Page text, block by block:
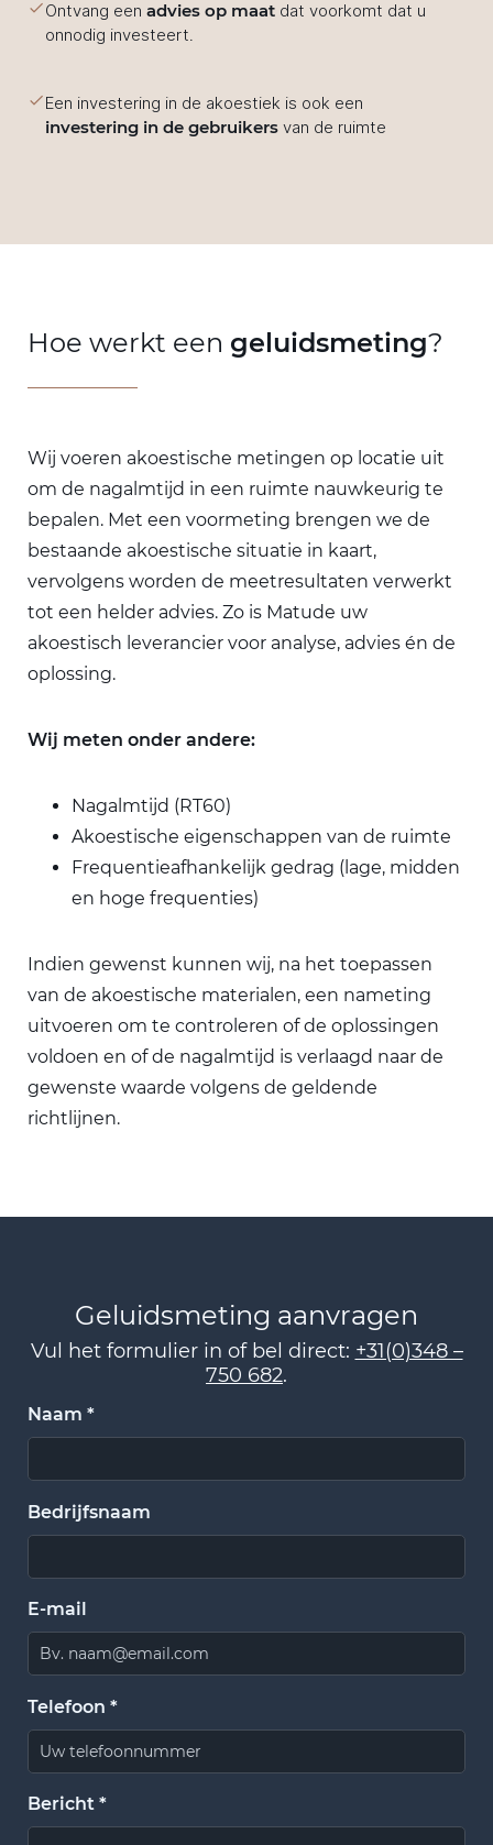
Ontvang een advies op maat dat voorkomt dat u
onnodig investeert.
Een investering in de akoestiek is ook een
investering in de gebruikers van de ruimte
Hoe werkt een geluidsmeting?
Wij voeren akoestische metingen op locatie uit
om de nagalmtijd in een ruimte nauwkeurig te
bepalen. Met een voormeting brengen we de
bestaande akoestische situatie in kaart,
vervolgens worden de meetresultaten verwerkt
tot een helder advies. Zo is Matude uw
akoestisch leverancier voor analyse, advies én de
oplossing.
Wij meten onder andere:
Nagalmtijd (RT60)
Akoestische eigenschappen van de ruimte
Frequentieafhankelijk gedrag (lage, midden
en hoge frequenties)
Indien gewenst kunnen wij, na het toepassen
van de akoestische materialen, een nameting
uitvoeren om te controleren of de oplossingen
voldoen en of de nagalmtijd is verlaagd naar de
gewenste waarde volgens de geldende
richtlijnen.
Geluidsmeting aanvragen
Vul het formulier in of bel direct: +31(0)348 –
750 682.
Naam *
Bedrijfsnaam
E-mail
Telefoon *
Bericht *